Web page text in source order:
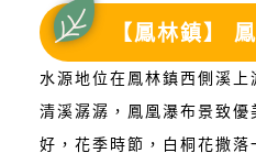
【鳳林鎮】
水源地位在鳳林鎮西側溪上
清溪潺潺，鳳凰瀑布景致
好，花季時節，白桐花撒